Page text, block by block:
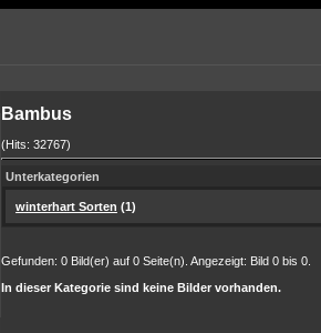
Bambus
(Hits: 32767)
Unterkategorien
winterhart Sorten (1)
Gefunden: 0 Bild(er) auf 0 Seite(n). Angezeigt: Bild 0 bis 0.
In dieser Kategorie sind keine Bilder vorhanden.